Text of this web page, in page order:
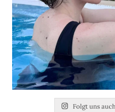
Folgt uns